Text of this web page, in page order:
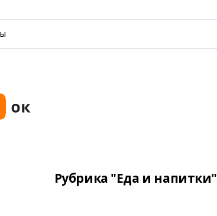
Рубрика "Еда и напитки"